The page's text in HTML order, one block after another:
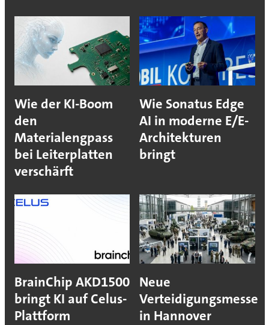
Wie der KI-Boom
den
Materialengpass
bei Leiterplatten
verschärft
Wie Sonatus Edge
AI in moderne E/E-
Architekturen
bringt
BrainChip AKD1500
bringt KI auf Celus-
Plattform
Neue
Verteidigungsmesse
in Hannover